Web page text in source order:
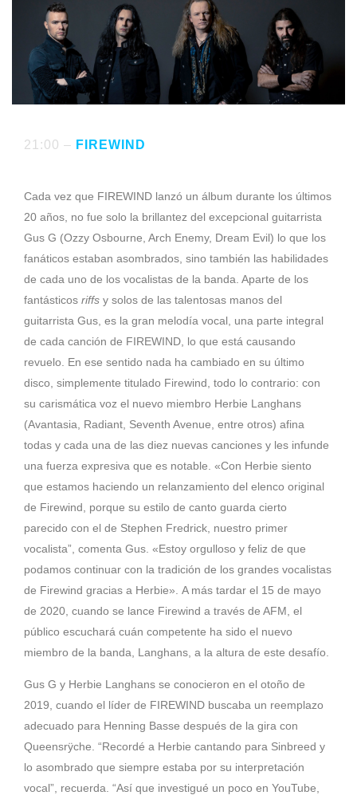
21:00 – FIREWIND
Cada vez que FIREWIND lanzó un álbum durante los últimos
20 años, no fue solo la brillantez del excepcional guitarrista
Gus G (Ozzy Osbourne, Arch Enemy, Dream Evil) lo que los
fanáticos estaban asombrados, sino también las habilidades
de cada uno de los vocalistas de la banda. Aparte de los
fantásticos riffs y solos de las talentosas manos del
guitarrista Gus, es la gran melodía vocal, una parte integral
de cada canción de FIREWIND, lo que está causando
revuelo. En ese sentido nada ha cambiado en su último
disco, simplemente titulado Firewind, todo lo contrario: con
su carismática voz el nuevo miembro Herbie Langhans
(Avantasia, Radiant, Seventh Avenue, entre otros) afina
todas y cada una de las diez nuevas canciones y les infunde
una fuerza expresiva que es notable. «Con Herbie siento
que estamos haciendo un relanzamiento del elenco original
de Firewind, porque su estilo de canto guarda cierto
parecido con el de Stephen Fredrick, nuestro primer
vocalista”, comenta Gus. «Estoy orgulloso y feliz de que
podamos continuar con la tradición de los grandes vocalistas
de Firewind gracias a Herbie». A más tardar el 15 de mayo
de 2020, cuando se lance Firewind a través de AFM, el
público escuchará cuán competente ha sido el nuevo
miembro de la banda, Langhans, a la altura de este desafío.
Gus G y Herbie Langhans se conocieron en el otoño de
2019, cuando el líder de FIREWIND buscaba un reemplazo
adecuado para Henning Basse después de la gira con
Queensrÿche. “Recordé a Herbie cantando para Sinbreed y
lo asombrado que siempre estaba por su interpretación
vocal”, recuerda. “Así que investigué un poco en YouTube,